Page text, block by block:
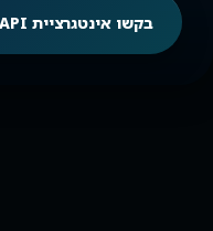
בקשו אינטגרציית API